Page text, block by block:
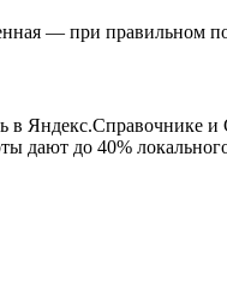
— при правильном
в Яндекс.Справочнике
дают до 40%